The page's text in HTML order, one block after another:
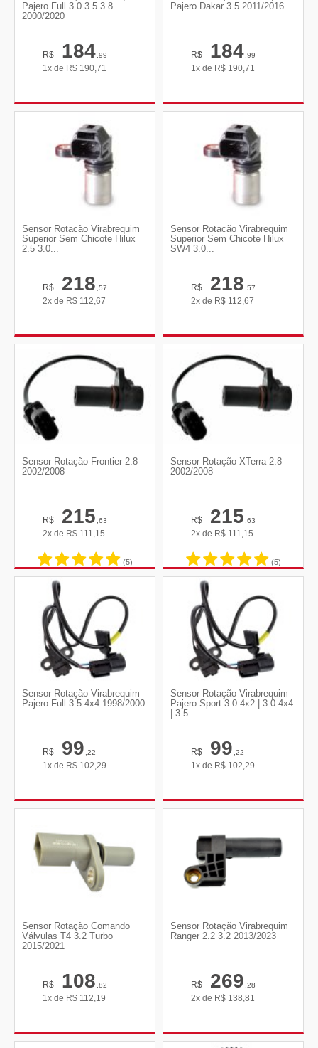
Pajero Full 3.0 3.5 3.8
2000/2020
R$ 184,99
1x de R$ 190,71
Pajero Dakar 3.5 2011/2016
R$ 184,99
1x de R$ 190,71
Sensor Rotacão Virabrequim
Superior Sem Chicote Hilux
2.5 3.0...
R$ 218,57
2x de R$ 112,67
Sensor Rotacão Virabrequim
Superior Sem Chicote Hilux
SW4 3.0...
R$ 218,57
2x de R$ 112,67
Sensor Rotação Frontier 2.8
2002/2008
R$ 215,63
2x de R$ 111,15
(5)
Sensor Rotação XTerra 2.8
2002/2008
R$ 215,63
2x de R$ 111,15
(5)
Sensor Rotação Virabrequim
Pajero Full 3.5 4x4 1998/2000
R$ 99,22
1x de R$ 102,29
Sensor Rotação Virabrequim
Pajero Sport 3.0 4x2 | 3.0 4x4
| 3.5...
R$ 99,22
1x de R$ 102,29
Sensor Rotação Comando
Válvulas T4 3.2 Turbo
2015/2021
R$ 108,82
1x de R$ 112,19
Sensor Rotação Virabrequim
Ranger 2.2 3.2 2013/2023
R$ 269,28
2x de R$ 138,81